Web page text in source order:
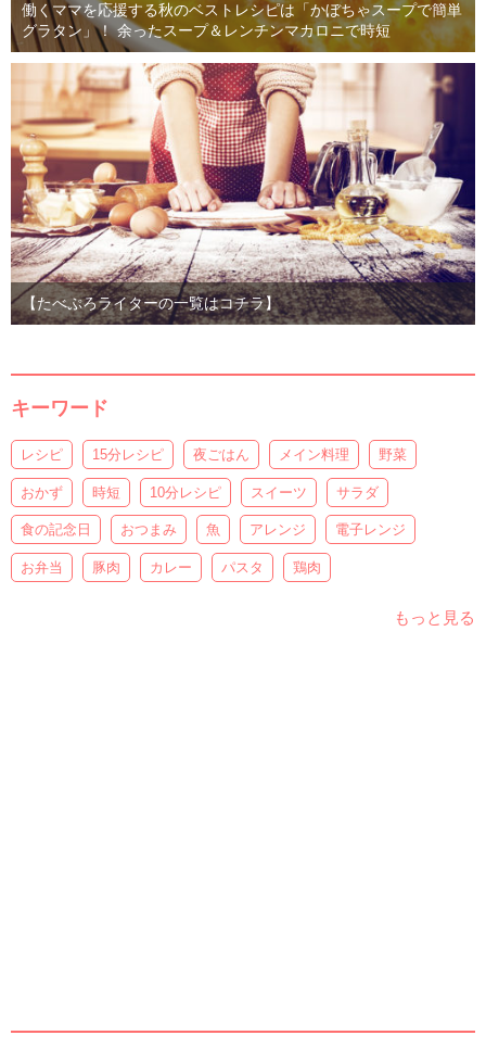
働くママを応援する秋のベストレシピは「かぼちゃスープで簡単
グラタン」！ 余ったスープ＆レンチンマカロニで時短
【たべぷろライターの一覧はコチラ】
キーワード
レシピ 15分レシピ 夜ごはん メイン料理 野菜
おかず 時短 10分レシピ スイーツ サラダ
食の記念日 おつまみ 魚 アレンジ 電子レンジ
お弁当 豚肉 カレー パスタ 鶏肉
もっと見る